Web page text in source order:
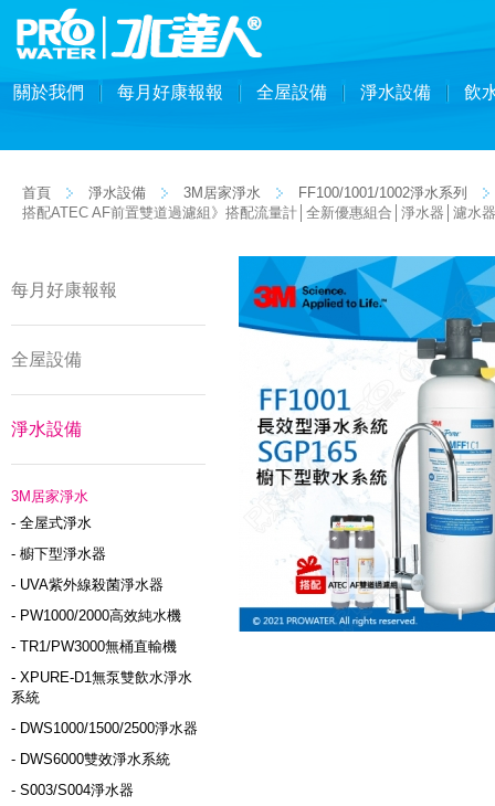
關於我們 每月好康報報 全屋設備 淨水設備 飲
首頁 淨水設備 3M居家淨水
FF100/1001/1002淨水系列
搭配ATEC AF前置雙道過濾組》搭配流量計│全新優惠組合│淨水器│濾水器
每月好康報報
全屋設備
淨水設備
3M居家淨水
- 全屋式淨水
- 櫥下型淨水器
- UVA紫外線殺菌淨水器
- PW1000/2000高效純水機
- TR1/PW3000無桶直輸機
- XPURE-D1無泵雙飲水淨水
系統
- DWS1000/1500/2500淨水器
- DWS6000雙效淨水系統
- S003/S004淨水器